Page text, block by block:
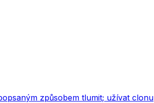
způsobem tlumit; užívat clonu